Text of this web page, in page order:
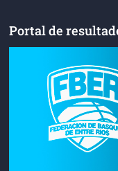
Portal de